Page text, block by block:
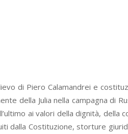
di Piero Calamandrei e
della Julia nella campagna di
ai valori della dignità,
dalla Costituzione, storture